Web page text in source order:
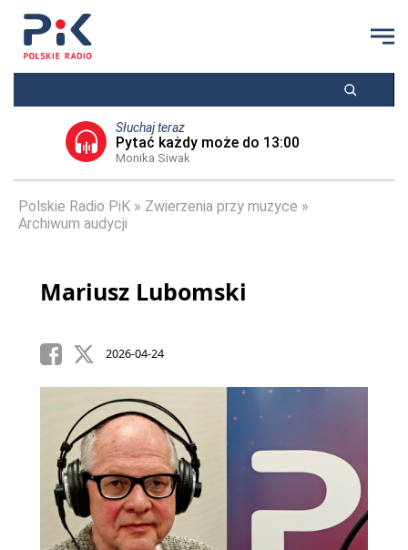
Słuchaj teraz
Pytać każdy może do 13:00
Monika Siwak
Polskie Radio PiK
Zwierzenia przy muzyce
Archiwum audycji
Mariusz Lubomski
2026-04-24